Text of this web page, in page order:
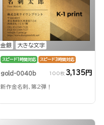
金銀 大きな文字
スピード1時間対応 スピード3時間対応
gold-0040b 100枚 3,135円
新作金名刺、第2弾！